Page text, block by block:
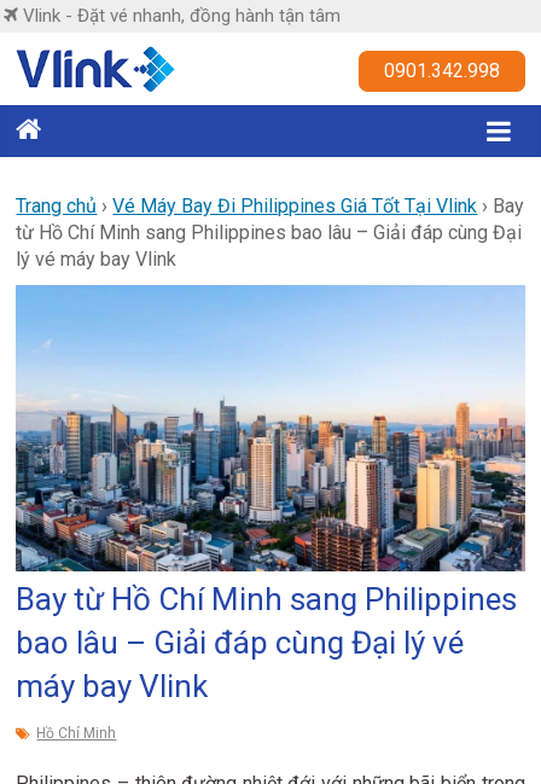
Skip
content
Vlink - Đặt vé nhanh, đồng hành tận tâm
Vlink
nhanh,
đồng
hành
tận
0901.342.998
Trang chủ ›Vé Máy Bay Đi Philippines Giá Tốt Tại Vlink › Bay
từ Hồ Chí Minh sang Philippines bao lâu – Giải đáp cùng Đại
lý vé máy bay Vlink
Bay từ Hồ Chí Minh sang Philippines
bao lâu – Giải đáp cùng Đại lý vé
máy bay Vlink
Hồ Chí Minh